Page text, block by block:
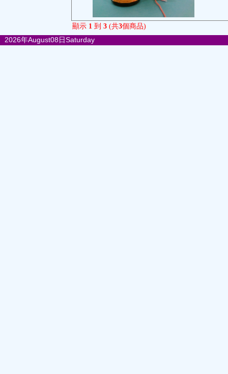
顯示 1 到 3 (共3個商品)
2026年August08日Saturday